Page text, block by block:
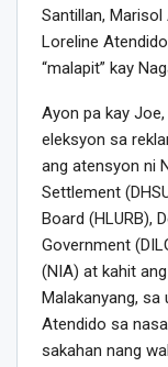
Santillan,
Loreline
“malapit” kay
Ayon pa kay
eleksyon sa
ang atensyon ni
Settlement
Board (HLURB),
Government
(NIA) at kahit
Malakanyang, sa
Atendido sa
sakahan nang